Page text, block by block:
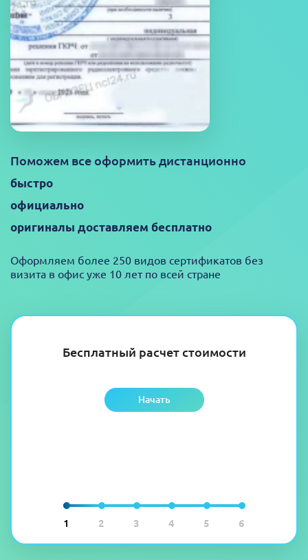
1 2 3 4 5 6
Бесплатный расчет стоимости
Начать
Поможем все оформить дистанционно
быстро
официально
оригиналы доставляем бесплатно
Оформляем более 250 видов сертификатов без
визита в офис уже 10 лет по всей стране